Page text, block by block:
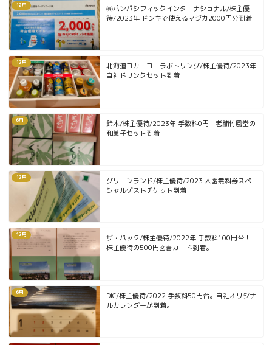
12月
㈱パンパシフィックインターナショナル/株主優
待/2023年 ドンキで使えるマジカ2000円分到着
12月
北海道コカ・コーラボトリング/株主優待/2023年
自社ドリンクセット到着
6月
鈴木/株主優待/2023年 手数料0円！老舗竹風堂の
和菓子セット到着
12月
グリーンランド/株主優待/2023 入園無料券スペ
シャルゲストチケット到着
12月
ザ・パック/株主優待/2022年 手数料100円台！
株主優待の500円図書カード到着。
6月
DIC/株主優待/2022 手数料50円台。自社オリジナ
ルカレンダーが到着。